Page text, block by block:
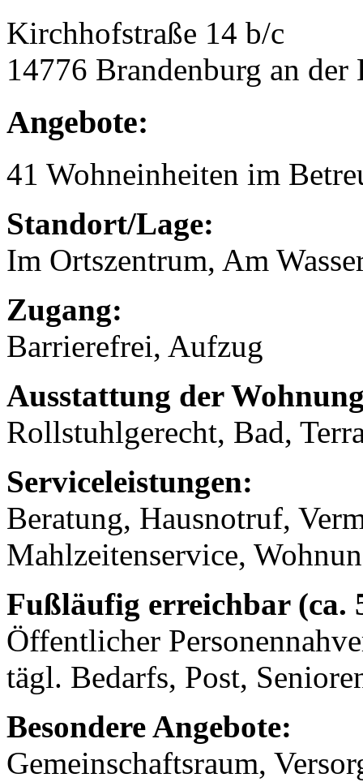
Kirchhofstraße 14 b/c
14776 Brandenburg an der
Angebote:
41 Wohneinheiten im
Standort/Lage:
Im Ortszentrum, Am
Zugang:
Barrierefrei, Aufzug
Ausstattung der
Rollstuhlgerecht, Bad,
Serviceleistungen:
Beratung, Hausnotruf,
Mahlzeitenservice,
Fußläufig erreichbar (ca.
Öffentlicher
tägl. Bedarfs, Post,
Besondere Angebote:
Gemeinschaftsraum,